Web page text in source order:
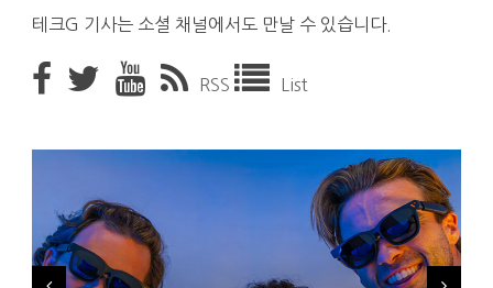
테크G 기사는 소셜 채널에서도 만날 수 있습니다.
RSS List